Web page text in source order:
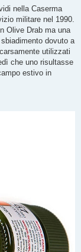
nella Caserma
militare nel 1990.
Olive Drab ma una
dovuto a
utilizzati
che uno risultasse
estivo in